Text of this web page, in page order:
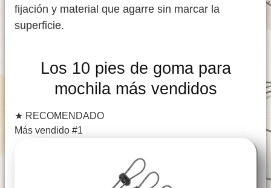
fijación y material que agarre sin marcar la
superficie.
Los 10 pies de goma para
mochila más vendidos
★ RECOMENDADO
Más vendido #1